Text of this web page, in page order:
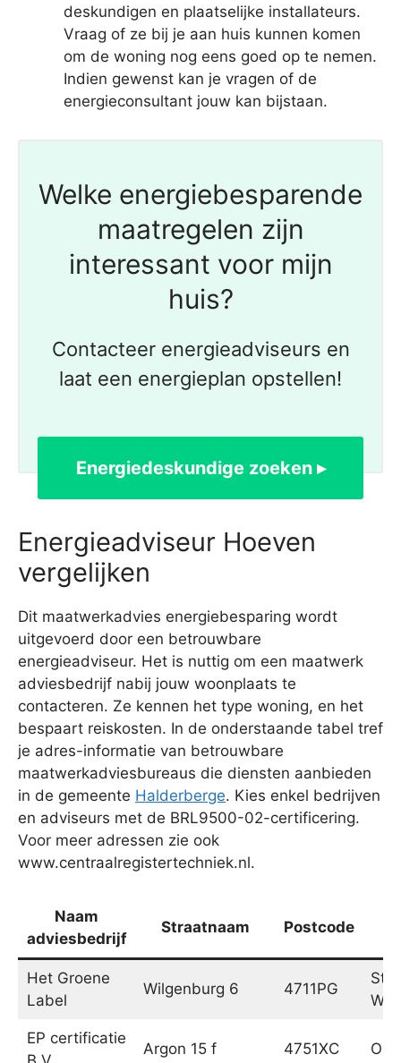
deskundigen en plaatselijke installateurs.
Vraag of ze bij je aan huis kunnen komen
om de woning nog eens goed op te nemen.
Indien gewenst kan je vragen of de
energieconsultant jouw kan bijstaan.
Welke energiebesparende
maatregelen zijn
interessant voor mijn
huis?
Contacteer energieadviseurs en
laat een energieplan opstellen!
Energiedeskundige zoeken ▸
Energieadviseur Hoeven
vergelijken
Dit maatwerkadvies energiebesparing wordt
uitgevoerd door een betrouwbare
energieadviseur. Het is nuttig om een maatwerk
adviesbedrijf nabij jouw woonplaats te
contacteren. Ze kennen het type woning, en het
bespaart reiskosten. In de onderstaande tabel tref
je adres-informatie van betrouwbare
maatwerkadviesbureaus die diensten aanbieden
in de gemeente Halderberge. Kies enkel bedrijven
en adviseurs met de BRL9500-02-certificering.
Voor meer adressen zie ook
www.centraalregistertechniek.nl.
Naam
adviesbedrijf
Straatnaam Postcode
Het Groene
Label
Wilgenburg 6 4711PG
St.
EP certificatie
Argon 15 f 4751XC